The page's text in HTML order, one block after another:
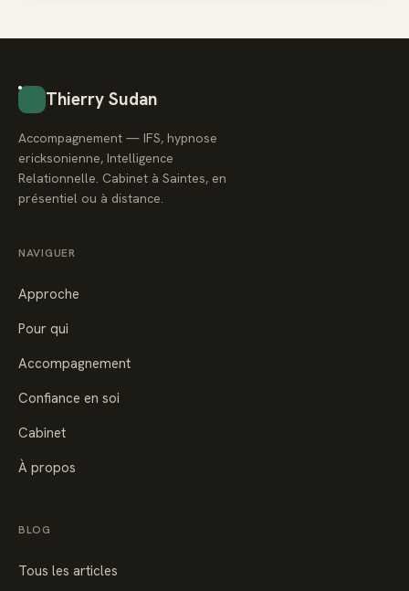
Thierry Sudan
Accompagnement — IFS, hypnose
ericksonienne, Intelligence
Relationnelle. Cabinet à Saintes, en
présentiel ou à distance.
NAVIGUER
Approche
Pour qui
Accompagnement
Confiance en soi
Cabinet
À propos
BLOG
Tous les articles